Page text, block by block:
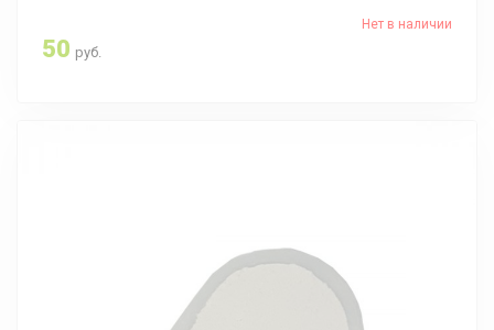
50 руб.
Нет в наличии